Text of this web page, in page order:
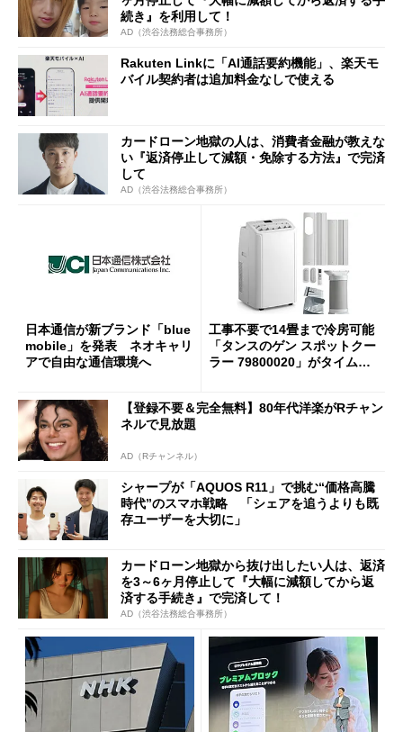
続き』を利用して！
AD（渋谷法務総合事務所）
Rakuten Linkに「AI通話要約機能」、楽天モ
バイル契約者は追加料金なしで使える
カードローン地獄の人は、消費者金融が教えな
い『返済停止して減額・免除する方法』で完済
して
AD（渋谷法務総合事務所）
日本通信が新ブランド「blue
mobile」を発表 ネオキャリ
アで自由な通信環境へ
工事不要で14畳まで冷房可能
「タンスのゲン スポットクー
ラー 79800020」がタイムセ
【登録不要＆完全無料】80年代洋楽がRチャン
ネルで見放題
AD（Rチャンネル）
シャープが「AQUOS R11」で挑む“価格高騰
時代”のスマホ戦略 「シェアを追うよりも既
存ユーザーを大切に」
カードローン地獄から抜け出したい人は、返済
を3～6ヶ月停止して『大幅に減額してから返
済する手続き』で完済して！
AD（渋谷法務総合事務所）